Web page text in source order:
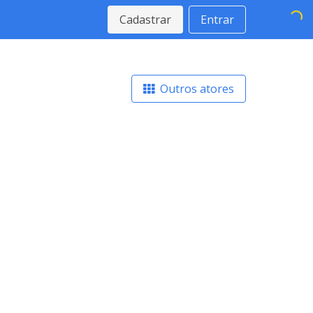
Cadastrar Entrar
Outros atores